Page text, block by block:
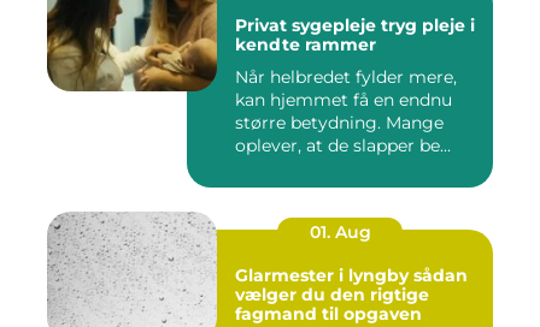
Privat sygepleje tryg pleje i
kendte rammer
Når helbredet fylder mere,
kan hjemmet få en endnu
større betydning. Mange
oplever, at de slapper be...
01. Aug
Glarmester i lyngby sådan
vælger du den rigtige
fagmand til opgaven